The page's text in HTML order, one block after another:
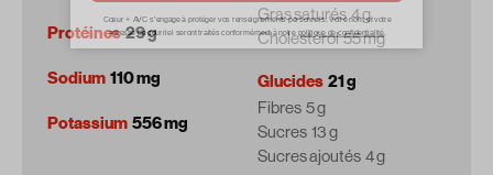
Protéines29 g
Sodium 110 mg
Potassium 556 mg
Gras saturés 4 g
Cholestérol 55 mg
Glucides 21 g
Fibres 5 g
Sucres 13 g
Sucres ajoutés 4 g